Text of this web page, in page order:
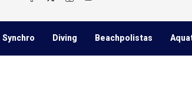
Synchro Diving Beachpolistas